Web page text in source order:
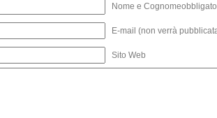
Nome e
E-mail (non verrà
Sito Web